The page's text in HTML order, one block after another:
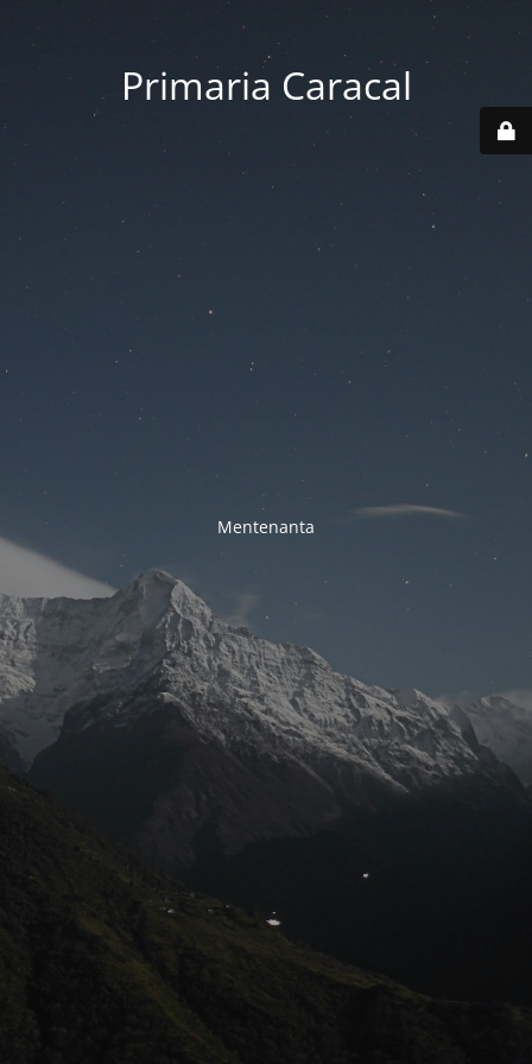
Primaria Caracal
Mentenanta